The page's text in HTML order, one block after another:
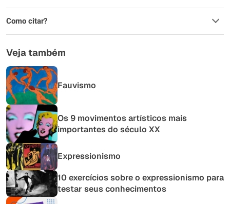
Como citar?
Veja também
Fauvismo
Os 9 movimentos artísticos mais
importantes do século XX
Expressionismo
10 exercícios sobre o expressionismo para
testar seus conhecimentos